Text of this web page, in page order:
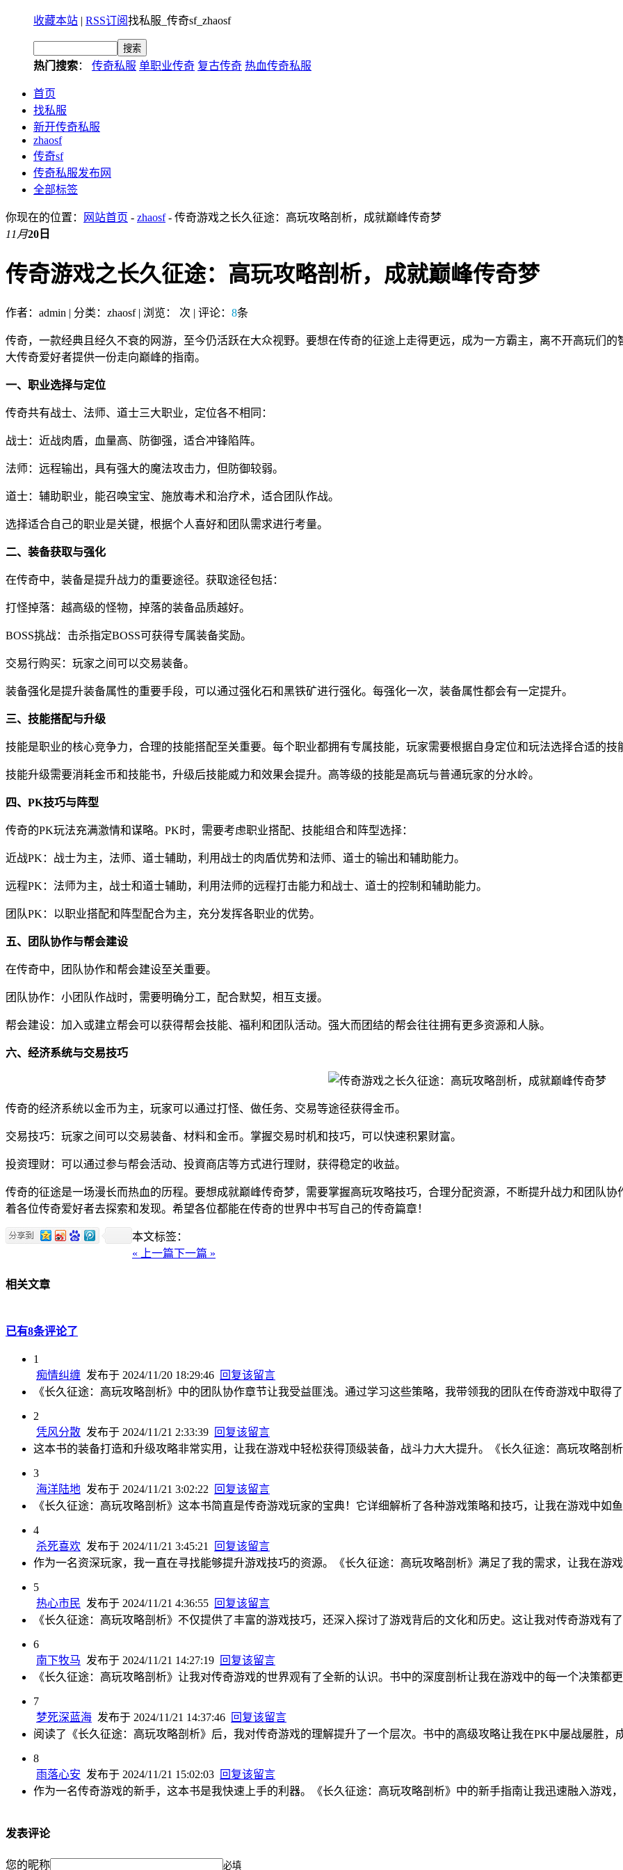
收藏本站 | RSS订阅找私服_传奇sf_zhaosf
热门搜索： 传奇私服 单职业传奇 复古传奇 热血传奇私服
首页
找私服
新开传奇私服
zhaosf
传奇sf
传奇私服发布网
全部标签
你现在的位置： 网站首页 - zhaosf- 传奇游戏之长久征途：高玩攻略剖析，成就巅峰传奇梦
11月20日
传奇游戏之长久征途：高玩攻略剖析，成就巅峰传奇梦
作者：admin | 分类：zhaosf | 浏览： 次 | 评论： 8条
传奇，一款经典且经久不衰的网游，至今仍活跃在大众视野。要想在传奇的征途上走得更远，成为一方霸主，离不开高玩们
大传奇爱好者提供一份走向巅峰的指南。
一、职业选择与定位
传奇共有战士、法师、道士三大职业，定位各不相同：
战士：近战肉盾，血量高、防御强，适合冲锋陷阵。
法师：远程输出，具有强大的魔法攻击力，但防御较弱。
道士：辅助职业，能召唤宝宝、施放毒术和治疗术，适合团队作战。
选择适合自己的职业是关键，根据个人喜好和团队需求进行考量。
二、装备获取与强化
在传奇中，装备是提升战力的重要途径。获取途径包括：
打怪掉落：越高级的怪物，掉落的装备品质越好。
BOSS挑战：击杀指定BOSS可获得专属装备奖励。
交易行购买：玩家之间可以交易装备。
装备强化是提升装备属性的重要手段，可以通过强化石和黑铁矿进行强化。每强化一次，装备属性都会有一定提升。
三、技能搭配与升级
技能是职业的核心竞争力，合理的技能搭配至关重要。每个职业都拥有专属技能，玩家需要根据自身定位和玩法选择合适的技
技能升级需要消耗金币和技能书，升级后技能威力和效果会提升。高等级的技能是高玩与普通玩家的分水岭。
四、PK技巧与阵型
传奇的PK玩法充满激情和谋略。PK时，需要考虑职业搭配、技能组合和阵型选择：
近战PK：战士为主，法师、道士辅助，利用战士的肉盾优势和法师、道士的输出和辅助能力。
远程PK：法师为主，战士和道士辅助，利用法师的远程打击能力和战士、道士的控制和辅助能力。
团队PK：以职业搭配和阵型配合为主，充分发挥各职业的优势。
五、团队协作与帮会建设
在传奇中，团队协作和帮会建设至关重要。
团队协作：小团队作战时，需要明确分工，配合默契，相互支援。
帮会建设：加入或建立帮会可以获得帮会技能、福利和团队活动。强大而团结的帮会往往拥有更多资源和人脉。
六、经济系统与交易技巧
传奇的经济系统以金币为主，玩家可以通过打怪、做任务、交易等途径获得金币。
交易技巧：玩家之间可以交易装备、材料和金币。掌握交易时机和技巧，可以快速积累财富。
投资理财：可以通过参与帮会活动、投資商店等方式进行理财，获得稳定的收益。
传奇的征途是一场漫长而热血的历程。要想成就巅峰传奇梦，需要掌握高玩攻略技巧，合理分配资源，不断提升战力和团队
着各位传奇爱好者去探索和发现。希望各位都能在传奇的世界中书写自己的传奇篇章！
本文标签：
« 上一篇下一篇 »
相关文章
已有8条评论了
1
痴情纠缠 发布于 2024/11/20 18:29:46 回复该留言
《长久征途：高玩攻略剖析》中的团队协作章节让我受益匪浅。通过学习这些策略，我带领我的团队在传奇游戏中取得
2
凭风分散 发布于 2024/11/21 2:33:39 回复该留言
这本书的装备打造和升级攻略非常实用，让我在游戏中轻松获得顶级装备，战斗力大大提升。《长久征途：高玩攻略剖
3
海洋陆地 发布于 2024/11/21 3:02:22
回复该留言
《长久征途：高玩攻略剖析》这本书简直是传奇游戏玩家的宝典！它详细解析了各种游戏策略和技巧，让我在游戏中如
4
杀死喜欢 发布于 2024/11/21 3:45:21
回复该留言
作为一名资深玩家，我一直在寻找能够提升游戏技巧的资源。《长久征途：高玩攻略剖析》满足了我的需求，让我在游
5
热心市民 发布于 2024/11/21 4:36:55 回复该留言
《长久征途：高玩攻略剖析》不仅提供了丰富的游戏技巧，还深入探讨了游戏背后的文化和历史。这让我对传奇游戏有
6
南下牧马 发布于 2024/11/21 14:27:19 回复该留言
《长久征途：高玩攻略剖析》让我对传奇游戏的世界观有了全新的认识。书中的深度剖析让我在游戏中的每一个决策都
7
梦死深蓝海 发布于 2024/11/21 14:37:46 回复该留言
阅读了《长久征途：高玩攻略剖析》后，我对传奇游戏的理解提升了一个层次。书中的高级攻略让我在PK中屡战屡胜，
8
雨落心安 发布于 2024/11/21 15:02:03 回复该留言
作为一名传奇游戏的新手，这本书是我快速上手的利器。《长久征途：高玩攻略剖析》中的新手指南让我迅速融入游戏
发表评论
您的昵称 必填